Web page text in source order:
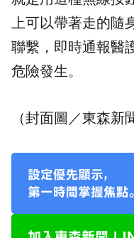
上可以帶著走的隨
聯繫，即時通報醫
危險發生。
（封面圖／東森新